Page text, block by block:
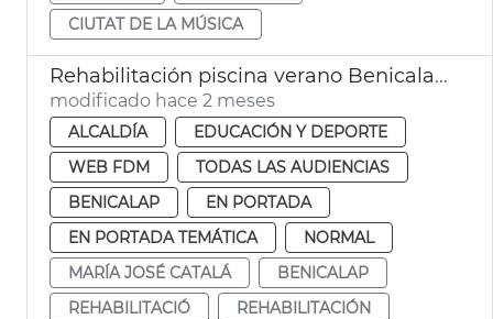
CIUTAT DE LA MÚSICA
Rehabilitación piscina verano Benicalap València
modificado hace 2 meses
ALCALDÍA
EDUCACIÓN Y DEPORTE
WEB FDM
TODAS LAS AUDIENCIAS
BENICALAP
EN PORTADA
EN PORTADA TEMÁTICA
NORMAL
MARÍA JOSÉ CATALÁ
BENICALAP
REHABILITACIÓ
REHABILITACIÓN